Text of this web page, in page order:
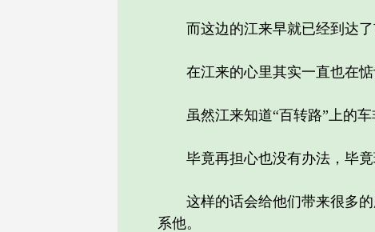
而这边的江来早就已经到达了
在江来的心里其实一直也在惦
虽然江来知道“百转路”上的车
毕竟再担心也没有办法，毕竟
这样的话会给他们带来很多的
系他。